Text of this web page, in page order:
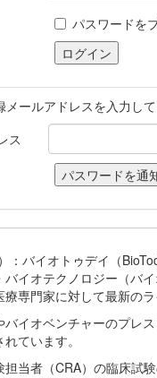
パスワードを
ールアドレスを入力し
ス
バイオトゥデイ（
イオテクノロジー（バ
専門家に対して最新の
イオベンチャーのプレ
ています。
当者（CRA）の臨床試